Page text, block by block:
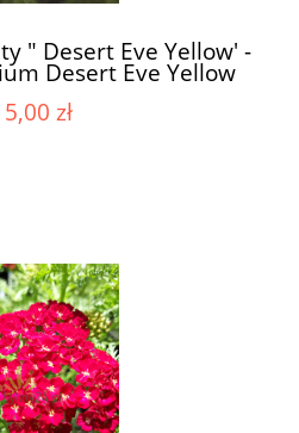
" Desert Eve Yellow' -
Desert Eve Yellow
zł